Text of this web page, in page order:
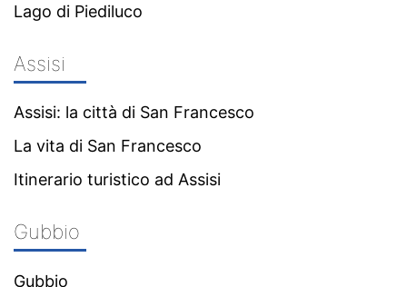
Lago di Piediluco
Assisi
Assisi: la città di San Francesco
La vita di San Francesco
Itinerario turistico ad Assisi
Gubbio
Gubbio